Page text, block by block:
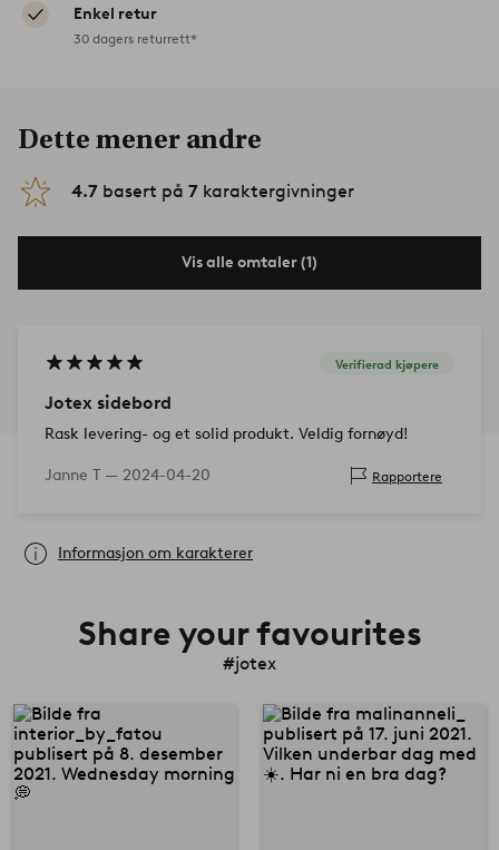
Enkel retur
30 dagers returrett*
Dette mener andre
4.7 basert på 7 karaktergivninger
Vis alle omtaler (1)
Verifierad kjøpere
Jotex sidebord
Rask levering- og et solid produkt. Veldig fornøyd!
Janne T — 2024-04-20 Rapportere
Informasjon om karakterer
Share your favourites
#jotex